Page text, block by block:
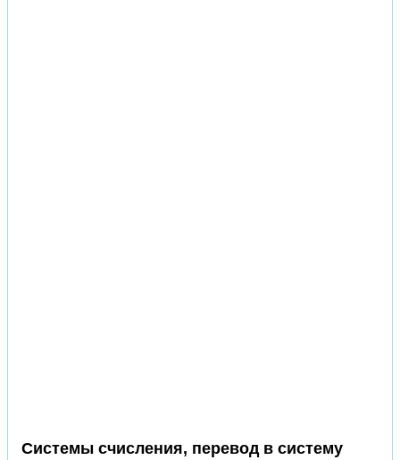
Системы счисления, перевод в систему